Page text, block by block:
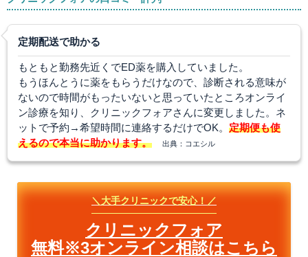
定期配送で助かる
もともと勤務先近くでED薬を購入していました。
もうほんとうに薬をもらうだけなので、診断される意味が
ないので時間がもったいないと思っていたところオンライ
ン診療を知り、クリニックフォアさんに変更しました。ネ
ットで予約→希望時間に連絡するだけでOK。 定期便も使
えるので本当に助かります。
出典：コエシル
＼大手クリニックで安心！／
クリニックフォア
無料※3オンライン相談はこちら